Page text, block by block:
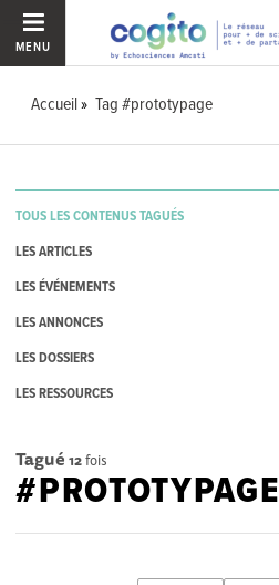
MENU
Accueil Tag #prototypage
TOUS LES CONTENUS TAGUÉS
LES ARTICLES
LES ÉVÉNEMENTS
LES ANNONCES
LES DOSSIERS
LES RESSOURCES
Tagué 12fois
#PROTOTYPAGE